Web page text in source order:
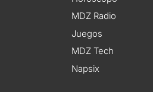
MDZ Radio
Juegos
MDZ Tech
Napsix